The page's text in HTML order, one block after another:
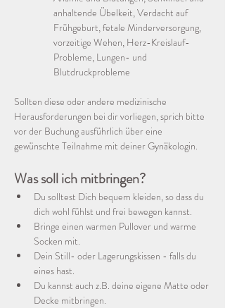
anhaltende Übelkeit, Verdacht auf
Frühgeburt, fetale Minderversorgung,
vorzeitige Wehen, Herz-Kreislauf-
Probleme, Lungen- und
Blutdruckprobleme
Sollten diese oder andere medizinische
Herausforderungen bei dir vorliegen, sprich bitte
vor der Buchung ausführlich über eine
gewünschte Teilnahme mit deiner Gynäkologin.
Was soll ich mitbringen?
Du solltest Dich bequem kleiden, so dass du
dich wohl fühlst und frei bewegen kannst.
Bringe einen warmen Pullover und warme
Socken mit.
Dein Still- oder Lagerungskissen - falls du
eines hast.
Du kannst auch z.B. deine eigene Matte oder
Decke mitbringen.